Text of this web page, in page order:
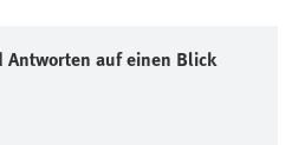
auf einen Blick